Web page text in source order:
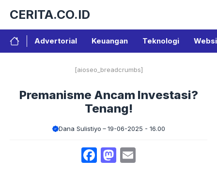
isi
CERITA.CO.ID
Advertorial Keuangan Teknologi
[aioseo_breadcrumbs]
Premanisme Ancam Investasi?
Tenang!
Dana Sulistiyo 19-06-2025 - 16.00
Facebook
Mastodon